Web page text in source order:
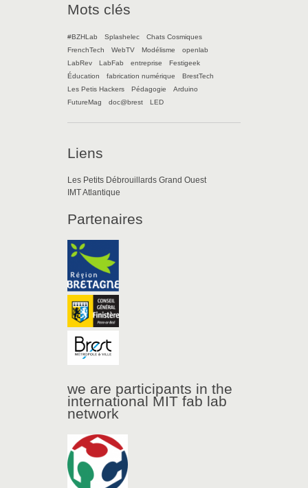
Mots clés
#BZHLab Splashelec
Chats Cosmiques
FrenchTech
WebTV Modélisme
openlab
LabRev
LabFab entreprise
Festigeek
Éducation
fabrication numérique
BrestTech
Les Petis Hackers
Pédagogie
Arduino
FutureMag
doc@brest LED
Liens
Les Petits Débrouillards Grand Ouest
IMT Atlantique
Partenaires
we are participants in the
international MIT fab lab
network